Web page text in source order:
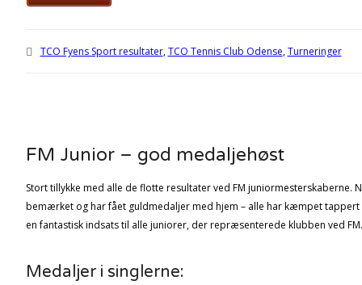
TCO Fyens Sport resultater,TCO Tennis Club Odense,Turneringer
FM Junior – god medaljehøst
Stort tillykke med alle de flotte resultater ved FM juniormesterskaberne.
bemærket og har fået guldmedaljer med hjem – alle har kæmpet tappert
en fantastisk indsats til alle juniorer, der repræsenterede klubben ved FM.
Medaljer i singlerne: